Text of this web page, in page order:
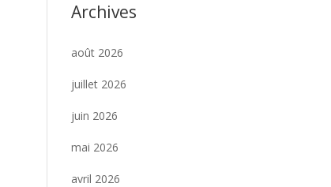
Archives
août 2026
juillet 2026
juin 2026
mai 2026
avril 2026